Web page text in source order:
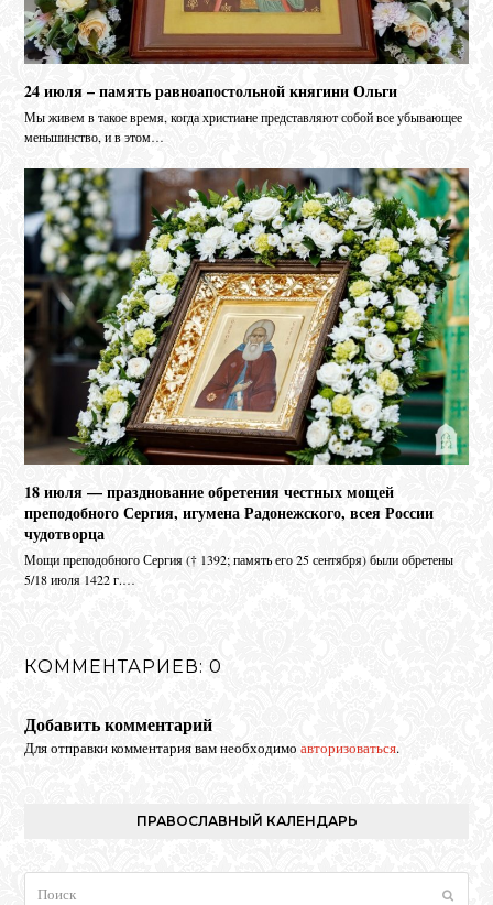
24 июля – память равноапостольной княгини Ольги
Мы живем в такое время, когда христиане представляют собой все убывающее
меньшинство, и в этом…
18 июля — празднование обретения честных мощей
преподобного Сергия, игумена Радонежского, всея России
чудотворца
Мо­щи пре­по­доб­но­го Сер­гия († 1392; па­мять его 25 сен­тяб­ря) бы­ли об­ре­те­ны
5/18 июля 1422 г.…
КОММЕНТАРИЕВ: 0
Добавить комментарий
Для отправки комментария вам необходимоавторизоваться.
ПРАВОСЛАВНЫЙ КАЛЕНДАРЬ